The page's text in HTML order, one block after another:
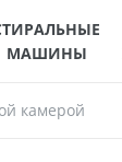
МАШИНЫ
камерой